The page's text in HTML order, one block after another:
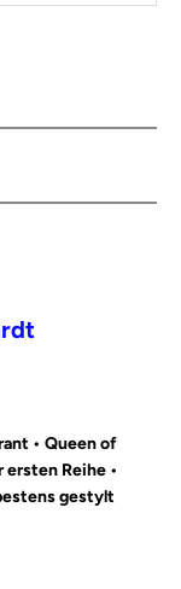
• Queen of
Reihe •
gestylt